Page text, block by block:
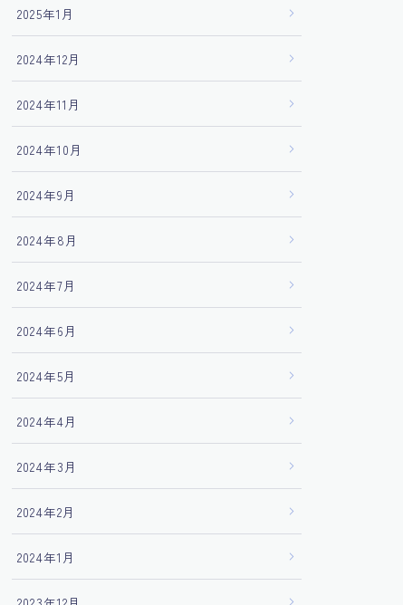
2025年1月
2024年12月
2024年11月
2024年10月
2024年9月
2024年8月
2024年7月
2024年6月
2024年5月
2024年4月
2024年3月
2024年2月
2024年1月